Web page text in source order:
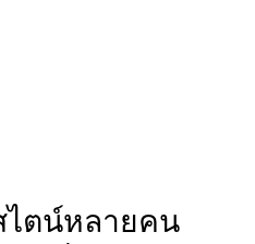
ไตน์หลายคน